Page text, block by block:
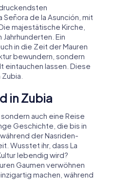
de la Asunción, mit
majestätische Kirche,
Ein
in die Zeit der Mauren
bewundern, sondern
eintauchen lassen. Diese
in Zubia
auch eine Reise
Geschichte, die bis in
der Nasriden-
Wusstet ihr, dass La
lebendig wird?
Gaumen verwöhnen
machen, während